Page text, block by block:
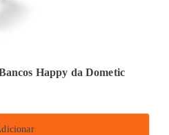
Happy da Dometic